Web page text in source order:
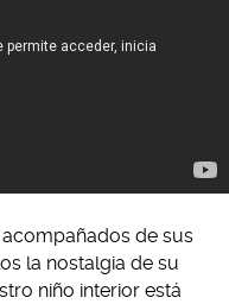
de sus
la nostalgia de su
niño interior está